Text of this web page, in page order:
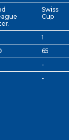
Swiss
Cup
1
65
-
-